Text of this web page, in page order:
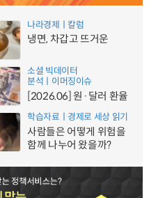
나라경제ㅣ칼럼
냉면, 차갑고 뜨거운
소셜 빅데이터
분석ㅣ이머징이슈
[2026.06] 원·달러 환율
학습자료ㅣ경제로 세상 읽기
사람들은 어떻게 위험을
함께 나누어 왔을까?